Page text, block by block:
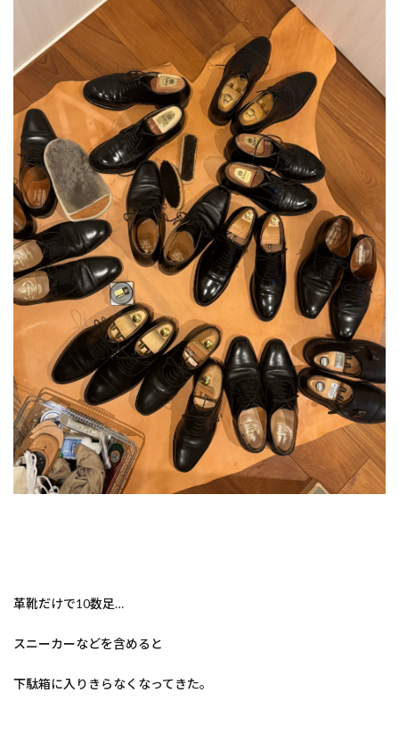
革靴だけで10数足…
スニーカーなどを含めると
下駄箱に入りきらなくなってきた。